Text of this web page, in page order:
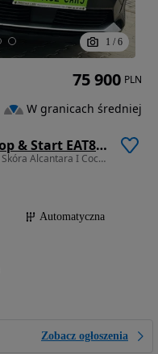
1 / 6
Peugeot 3008 BlueHDi 130 Stop & Start EAT8 GT Pack
1499 cm3 • 131 KM • GT Kamera Full Led Skóra Alcantara I Cocpit E.Klapa Ambiente G.Fotele
Automatyczna
Zobacz ogłoszenia
75 900 PLN
W granicach średniej